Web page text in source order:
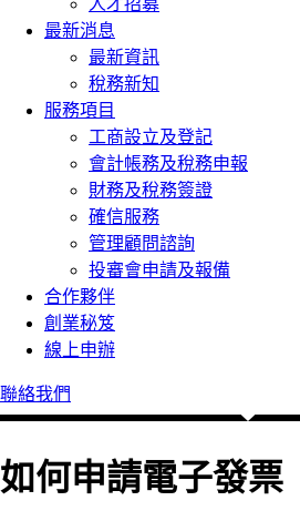
人才招募
最新消息
最新資訊
稅務新知
服務項目
工商設立及登記
會計帳務及稅務申報
財務及稅務簽證
確信服務
管理顧問諮詢
投審會申請及報備
合作夥伴
創業秘笈
線上申辦
聯絡我們
如何申請電子發票